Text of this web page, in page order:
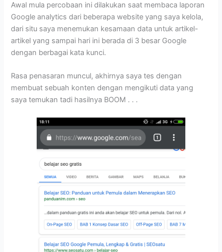
Awal mula percobaan ini dilakukan saat membaca laporan
Google analytics dari beberapa website yang saya kelola,
dari situ saya menemukan kesamaan data untuk artikel-
artikel yang sampai hari ini berada di 3 besar Google
dengan berbagai kata kunci.
Rasa penasaran muncul, akhirnya saya tes dengan
membuat sebuah konten dengan mengikuti data yang
saya temukan tadi hasilnya BOOM . . .